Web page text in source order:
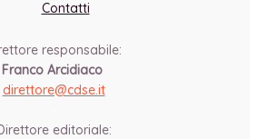
Contatti
responsabile:
Franco Arcidiaco
direttore@cdse.it
editoriale: